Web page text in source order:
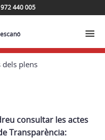
440 005
dels plens
consultar les actes
Transparència: